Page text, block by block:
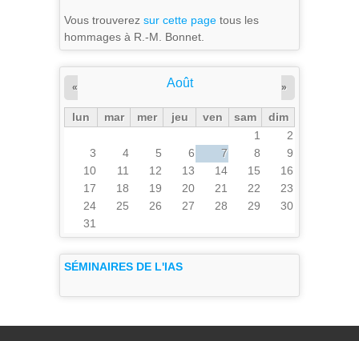
Vous trouverez sur cette page tous les
hommages à R.-M. Bonnet.
Août
« »
lun mar mer jeu ven sam
dim
1
2
3
4 5 6 7 8
9
10
11 12 13 14 15
16
17
18 19 20 21 22
23
24
25 26 27 28 29
30
31
SÉMINAIRES DE L'IAS